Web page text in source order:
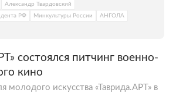
Александр Твардовский
РФ
Минкультуры России
АНГОЛА
состоялся питчинг военно-
кино
молодого искусства «Таврида.АРТ» в